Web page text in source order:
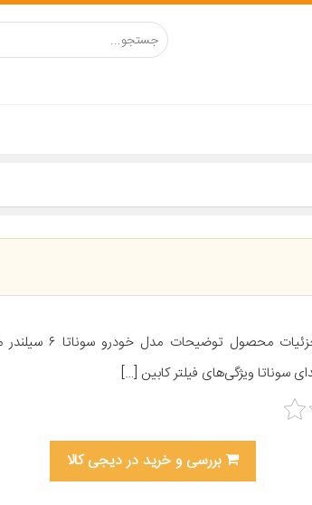
معرفی محصول جزئیات
سوناتا ویژگی‌های فیلتر کابین […]
بررسی و خرید در دیجی کالا